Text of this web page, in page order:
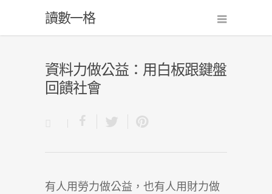
讀數一格
資料力做公益：用白板跟鍵盤
回饋社會
有人用勞力做公益，也有人用財力做